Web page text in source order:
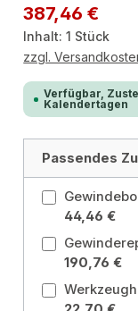
Regulärer Preis:
387,46 €
Inhalt:1 Stück
zzgl.
Verfügbar,
Kalendertagen
Passendes
44,46 €
190,76 €